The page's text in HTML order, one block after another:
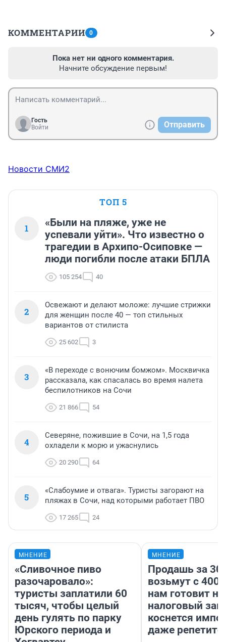
КОММЕНТАРИИ 0
Пока нет ни одного комментария.
Начните обсуждение первым!
Гость
Войти
Отправить
Новости СМИ2
ТОП 5
1
«Были на пляже, уже не
успевали уйти». Что известно о
трагедии в Архипо-Осиповке —
люди погибли после атаки БПЛА
105 254 40
2
Освежают и делают моложе: лучшие стрижки
для женщин после 40 — топ стильных
вариантов от стилиста
25 602 3
3
«В переходе с вонючим бомжом». Москвичка
рассказала, как спасалась во время налета
беспилотников на Сочи
21 866 54
4
Северяне, пожившие в Сочи, на 1,5 года
охладели к морю и ужаснулись
20 290 64
5
«Слабоумие и отвага». Туристы загорают на
пляжах в Сочи, над которыми работает ПВО
17 265 24
МНЕНИЕ
«Сливочное пиво
разочаровало»:
туристы заплатили 60
тысяч, чтобы целый
день гулять по парку
Юрского периода и
МНЕНИЕ
Продашь за
возьмут с
нам готовит
налоговый
коснется
даже